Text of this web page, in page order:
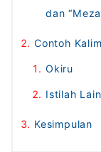
dan
Contoh
Okiru
Istilah
Kesimpulan